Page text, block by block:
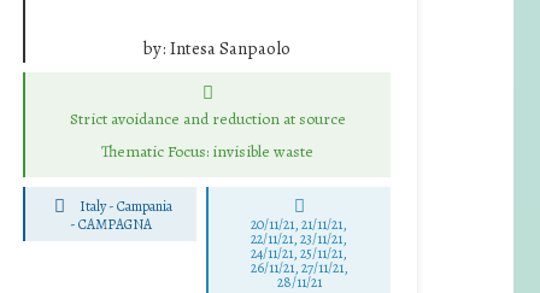
by: Intesa Sanpaolo
Strict avoidance and reduction at source
Thematic Focus: invisible waste
Italy - Campania
-CAMPAGNA 20/11/21, 21/11/21,
22/11/21, 23/11/21,
24/11/21, 25/11/21,
26/11/21, 27/11/21,
28/11/21